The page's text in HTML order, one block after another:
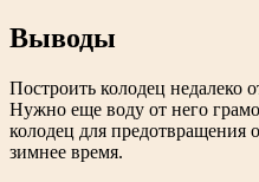
Выводы
Построить колодец недалеко
Нужно еще воду от него
колодец для предотвращения
зимнее время.